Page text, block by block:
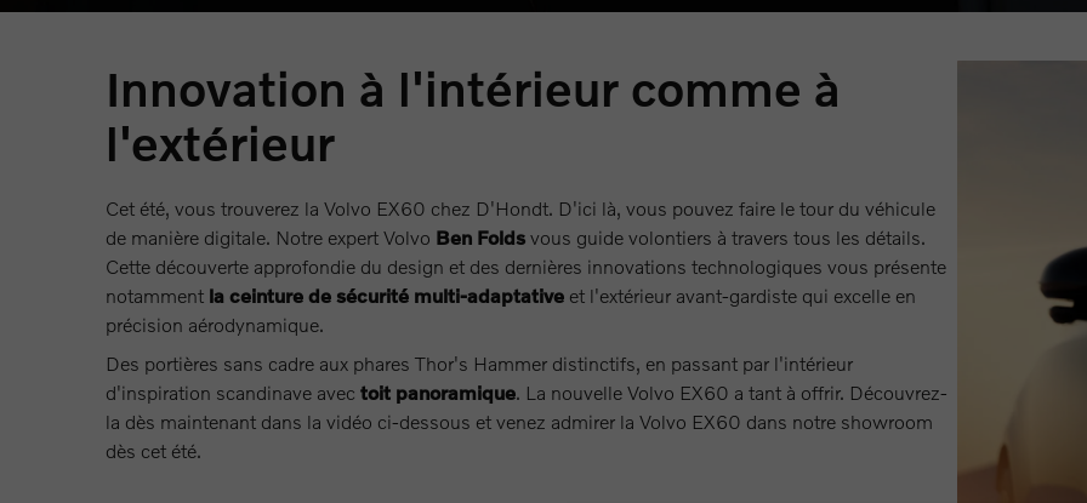
Innovation à l'intérieur comme à
l'extérieur
Cet été, vous trouverez la Volvo EX60 chez D'Hondt. D'ici là, vous pouvez faire le tour du véhicule
de manière digitale. Notre expert Volvo Ben Folds vous guide volontiers à travers tous les détails.
Cette découverte approfondie du design et des dernières innovations technologiques vous présente
notamment la ceinture de sécurité multi-adaptative et l'extérieur avant-gardiste qui excelle en
précision aérodynamique.
Des portières sans cadre aux phares Thor's Hammer distinctifs, en passant par l'intérieur
d'inspiration scandinave avec toit panoramique. La nouvelle Volvo EX60 a tant à offrir. Découvrez-
la dès maintenant dans la vidéo ci-dessous et venez admirer la Volvo EX60 dans notre showroom
dès cet été.